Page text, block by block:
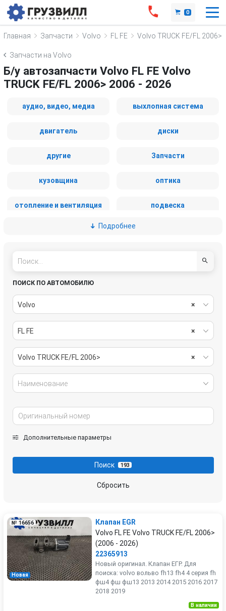
0
Главная Запчасти Volvo FL FE Volvo TRUCK FE/FL 2006>
Запчасти на Volvo
Б/у автозапчасти Volvo FL FE Volvo
TRUCK FE/FL 2006> 2006 - 2026
аудио, видео, медиа выхлопная система
двигатель диски
другие Запчасти
кузовщина оптика
отопление и вентиляция подвеска
рулевое управление система охлаждения
тормозная система
Подробнее
ПОИСК ПО АВТОМОБИЛЮ
×
Volvo
×
FL FE
×
Volvo TRUCK FE/FL 2006>
Наименование
Дополнительные параметры
Поиск 193
Сбросить
Новая
№ 16656
Клапан EGR
Volvo FL FE Volvo TRUCK FE/FL 2006>
(2006 - 2026)
22365913
Новый оригинал. Клапан ЕГР. Для
поиска: volvo вольво fh13 fh4 4 серия fh
фш4 фш фш13 2013 2014 2015 2016 2017
2018 2019
В наличии